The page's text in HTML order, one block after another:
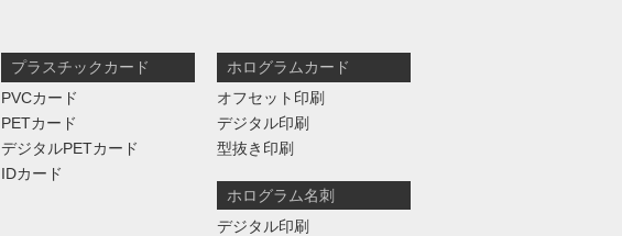
プラスチックカード
PVCカード
PETカード
デジタルPETカード
IDカード
ホログラムカード
オフセット印刷
デジタル印刷
型抜き印刷
ホログラム名刺
デジタル印刷